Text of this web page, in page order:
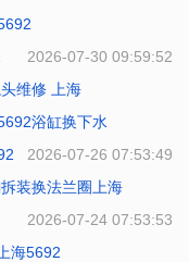
2026-07-31 10:41:31
2026-07-30 09:59:52
维修 上海
2026-07-29 09:40:19
浴缸换下水
2026-07-27 10:21:22
2026-07-26 07:53:49
装换法兰圈上海
2026-07-25 08:53:15
2026-07-24 07:53:53
海5692